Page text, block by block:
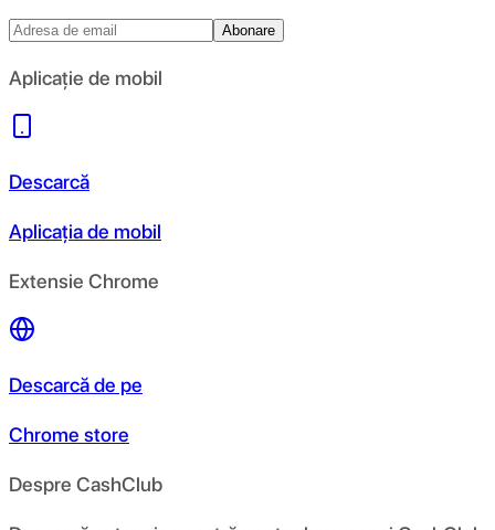
Abonare
Aplicație de mobil
Descarcă
Aplicația de mobil
Extensie Chrome
Descarcă de pe
Chrome store
Despre CashClub